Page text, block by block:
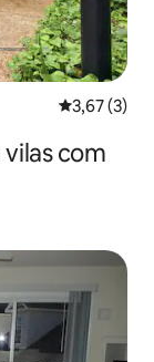
3,67 de
3,67 (3)
com